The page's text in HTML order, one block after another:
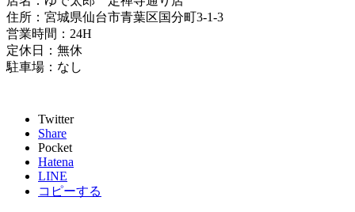
住所：宮城県仙台市青葉区国分町3-1-3
営業時間：24H
定休日：無休
駐車場：なし
Twitter
Share
Pocket
Hatena
LINE
コピーする